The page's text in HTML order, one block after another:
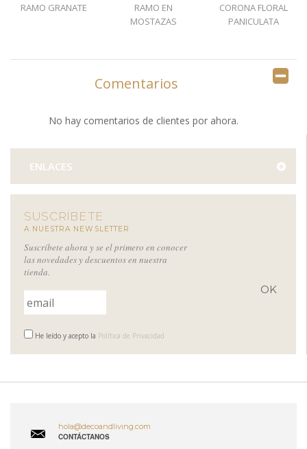
RAMO GRANATE
RAMO EN
MOSTAZAS
CORONA FLORAL
PANICULATA
Comentarios
No hay comentarios de clientes por ahora.
ENLACES
SUSCRÍBETE
A NUESTRA NEWSLETTER
Suscríbete ahora y se el primero en conocer
las novedades y descuentos en nuestra
tienda.
He leído y acepto la Política de Privacidad
hola@decoandliving.com
CONTÁCTANOS